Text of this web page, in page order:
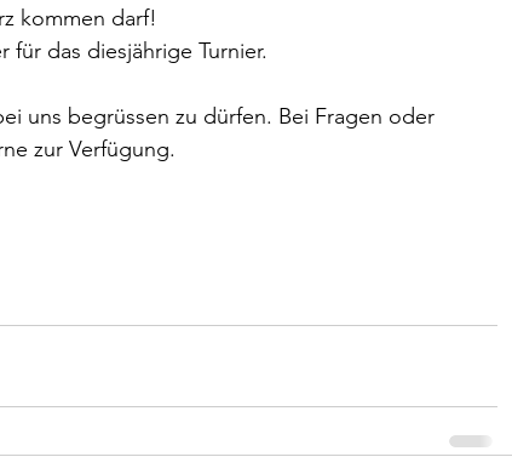
kommen darf!
das diesjährige Turnier.
uns begrüssen zu dürfen. Bei Fragen oder
zur Verfügung.